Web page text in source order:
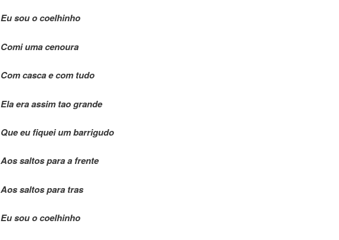
Eu sou o coelhinho
Comi uma cenoura
Com casca e com tudo
Ela era assim tao grande
Que eu fiquei um barrigudo
Aos saltos para a frente
Aos saltos para tras
Eu sou o coelhinho